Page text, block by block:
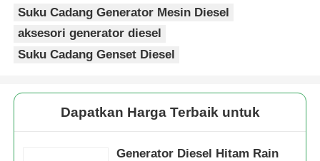
Suku Cadang Generator Mesin Diesel
aksesori generator diesel
Suku Cadang Genset Diesel
Dapatkan Harga Terbaik untuk
Generator Diesel Hitam Rain